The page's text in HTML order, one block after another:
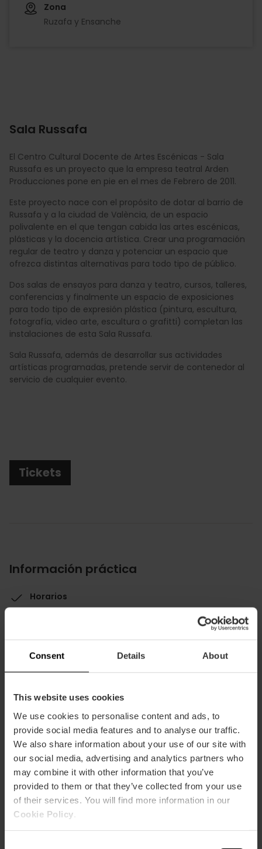
Consent Details About
This website uses cookies
We use cookies to personalise content and ads, to
provide social media features and to analyse our traffic.
We also share information about your use of our site with
our social media, advertising and analytics partners who
may combine it with other information that you’ve
provided to them or that they’ve collected from your use
of their services. You will find more information in our
Cookie Policy
Zona
Ruzafa y Ensanche
Sala Russafa
El Centro Cultural Docente de Artes Escénicas - Sala
Russafa es un proyecto que la empresa teatral Arden
Producciones pone en pie en el mes de Febrero de 2011.
Este proyecto nace con el propósito de dotar al barrio de
Russafa y a la ciudad de València, de un espacio
polivalente en el que tengan cabida las artes escénicas,
plásticas y la docencia artística. Crear una programación
regular de teatro y danza y potenciar un espacio que
ofrezca distintas alternativas para todo tipo de público.
Dos salas de ensayos para danza y teatro, cursos, talleres,
conferencias y finalmente un espacio de exposiciones
para todo tipo de expresión plástica (pintura, escultura,
fotografía, video arte, escultura o grafitti) completan las
instalaciones de esta Sala Russafa.
Sala Russafa, además de desarrollar sus actividades
artísticas programadas, pretende servir de contenedor al
servicio de cualquier evento.
Tickets
Información práctica
Horarios
Lunes a Domingo de 9 a 22 h.
Cómo llegar
Metro
L3,L5, L9
Bus
7,8, 19,40,92,